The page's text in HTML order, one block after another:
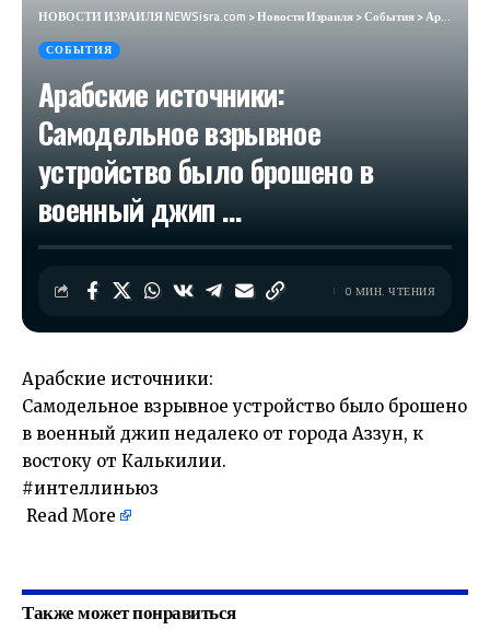
НОВОСТИ ИЗРАИЛЯ NEWSisra.com >Новости Израиля>События>Арабские источники: Самодельное взрывное устройство было брошено в военный джип …​
СОБЫТИЯ
Арабские источники:
Самодельное взрывное
устройство было брошено в
военный джип …​
0 МИН. ЧТЕНИЯ
Арабские источники:
Самодельное взрывное устройство было брошено
в военный джип недалеко от города Аззун, к
востоку от Калькилии.
#интеллиньюз
Read More
Также может понравиться